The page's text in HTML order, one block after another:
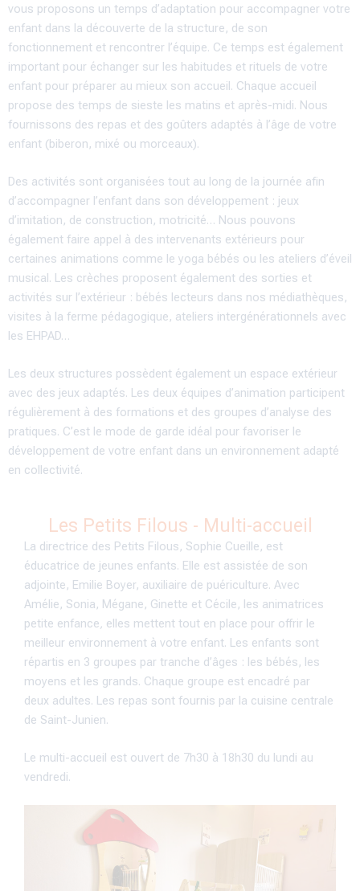
vous proposons un temps d’adaptation pour accompagner votre
enfant dans la découverte de la structure, de son
fonctionnement et rencontrer l’équipe. Ce temps est également
important pour échanger sur les habitudes et rituels de votre
enfant pour préparer au mieux son accueil. Chaque accueil
propose des temps de sieste les matins et après-midi. Nous
fournissons des repas et des goûters adaptés à l’âge de votre
enfant (biberon, mixé ou morceaux).
Des activités sont organisées tout au long de la journée afin
d’accompagner l’enfant dans son développement : jeux
d’imitation, de construction, motricité… Nous pouvons
également faire appel à des intervenants extérieurs pour
certaines animations comme le yoga bébés ou les ateliers d’éveil
musical. Les crèches proposent également des sorties et
activités sur l’extérieur : bébés lecteurs dans nos médiathèques,
visites à la ferme pédagogique, ateliers intergénérationnels avec
les EHPAD…
Les deux structures possèdent également un espace extérieur
avec des jeux adaptés. Les deux équipes d’animation participent
régulièrement à des formations et des groupes d’analyse des
pratiques. C’est le mode de garde idéal pour favoriser le
développement de votre enfant dans un environnement adapté
en collectivité.
Les Petits Filous - Multi-accueil
La directrice des Petits Filous, Sophie Cueille, est
éducatrice de jeunes enfants. Elle est assistée de son
adjointe, Emilie Boyer, auxiliaire de puériculture. Avec
Amélie, Sonia, Mégane, Ginette et Cécile, les animatrices
petite enfance, elles mettent tout en place pour offrir le
meilleur environnement à votre enfant. Les enfants sont
répartis en 3 groupes par tranche d’âges : les bébés, les
moyens et les grands. Chaque groupe est encadré par
deux adultes. Les repas sont fournis par la cuisine centrale
de Saint-Junien.
Le multi-accueil est ouvert de 7h30 à 18h30 du lundi au
vendredi.